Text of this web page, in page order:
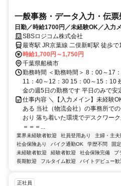
一般事務・データ入力・伝票
日勤／時給1700円／未経験OK／入力
ほぼなし／交通費支給あり
SBSロジコム株式会社
最寄駅 JR京葉線 二俣新町駅 徒歩
転車で15分 京成本線 京成船橋駅 バスで14分 最寄駅備
新町駅から徒歩15分 京成船橋駅か
公園行」または「丸善行・西浦町
ク・車通勤OK（無料駐車場完備）
OKです
時給1,700円～1,750円
千葉県船橋市
勤務時間 ＜勤務時間＞ 8：00～17
11：40～12：30 15：00～15：10
金の週5日の勤務です 平日のみで安
仕事内容 ＼【入力メイン】未経験
ある 当社（物流会社）の事務所で
おり 落ち着いた環境でデスクワー
＝＝＝...
業界未経験者歓迎 社員登用あり 主婦・主夫
社会保険あり
バイク通勤OK 学歴不問 固
未経験者歓迎
経験者歓迎 社会保険完備 ブ
長期歓迎
フルタイム歓迎 バイトデビュー歓
正社員